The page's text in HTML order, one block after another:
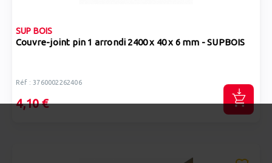
SUP BOIS
Couvre-joint pin 1 arrondi 2400 x 40 x 6 mm - SUPBOIS
Réf : 3760002262406
4,10 €